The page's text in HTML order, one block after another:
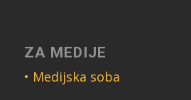
ZA MEDIJE
• Medijska soba